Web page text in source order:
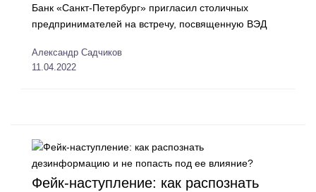
Банк «Санкт-Петербург» пригласил столичных
предпринимателей на встречу, посвященную ВЭД
Александр Садчиков
11.04.2022
Фейк-наступление: как распознать